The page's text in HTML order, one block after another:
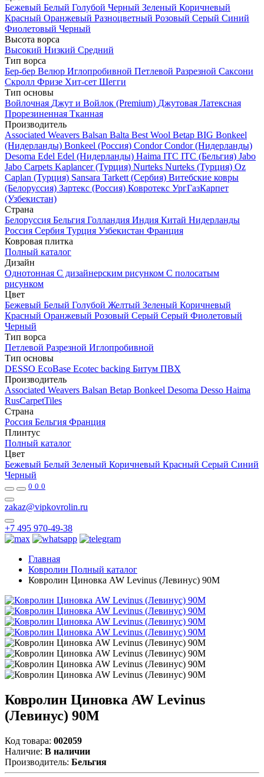
Бежевый Белый Голубой Черный Зеленый Коричневый
Красный Оранжевый Разноцветный Розовый Серый Синий
Фиолетовый Черный
Высота ворса
Высокий Низкий Средний
Тип ворса
Бер-бер Велюр Иглопробивной Петлевой Разрезной Саксони
Скролл Фризе Хит-сет Шегги
Тип основы
Войлочная Джут и Войлок (Premium) Джутовая Латексная
Прорезиненная Тканная
Производитель
Associated Weavers Balsan Balta Best Wool Betap BIG Bonkeel
(Нидерланды) Bonkeel (Россия) Condor Condor (Нидерланды)
Desoma Edel Edel (Нидерланды) Haima ITC ITC (Бельгия) Jabo
Jabo Carpets Kaplancer (Турция) Nurteks Nurteks (Турция) Oz
Caplan (Турция) Sansara Tarkett (Сербия) Витебские ковры
(Белоруссия) Зартекс (Россия) Ковротекс УргГазКарпет
(Узбекистан)
Страна
Белоруссия Бельгия Голландия Индия Китай Нидерланды
Россия Сербия Турция Узбекистан Франция
Ковровая плитка
Полный каталог
Дизайн
Однотонная С дизайнерским рисунком С полосатым
рисунком
Цвет
Бежевый Белый Голубой Желтый Зеленый Коричневый
Красный Оранжевый Розовый Серый Серый Фиолетовый
Черный
Тип ворса
Петлевой Разрезной Иглопробивной
Тип основы
DESSO EcoBase Ecotec backing Битум ПВХ
Производитель
Associated Weavers Balsan Betap Bonkeel Desoma Desso Haima
RusCarpetTiles
Страна
Россия Бельгия Франция
Плинтус
Полный каталог
Цвет
Бежевый Белый Зеленый Коричневый Красный Серый Синий
Черный
0 0 0
zakaz@vipkovrolin.ru
+7 495 970-49-38
Главная
Ковролин Полный каталог
Ковролин Циновка AW Levinus (Левинус) 90M
Ковролин Циновка AW Levinus
(Левинус) 90M
Код товара: 002059
Наличие: В наличии
Производитель: Бельгия